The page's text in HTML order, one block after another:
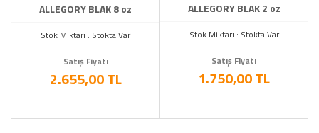
ALLEGORY BLAK 8 oz
Stok Miktarı : Stokta Var
Satış Fiyatı
2.655,00 TL
ALLEGORY BLAK 2 oz
Stok Miktarı : Stokta Var
Satış Fiyatı
1.750,00 TL